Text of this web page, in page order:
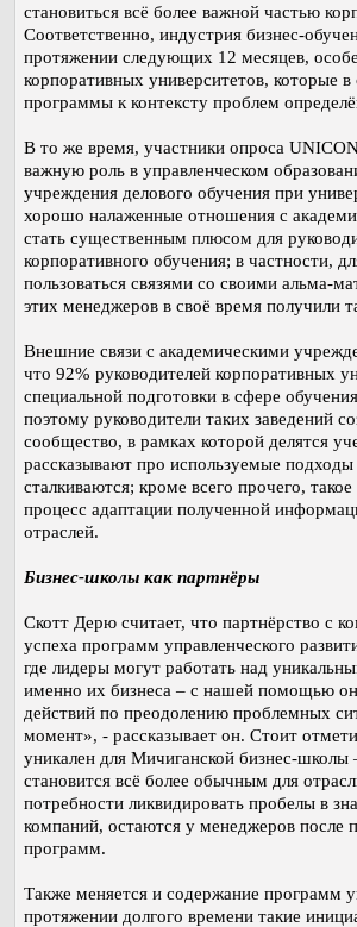
становиться всё более важной частью
Соответственно, индустрия бизнес-
протяжении следующих 12 месяцев,
корпоративных университетов, которые
программы к контексту проблем
В то же время, участники опроса
важную роль в управленческом
учреждения делового обучения при
хорошо налаженные отношения с
стать существенным плюсом для
корпоративного обучения; в частности,
пользоваться связями со своими альма-
этих менеджеров в своё время получили
Внешние связи с академическими
что 92% руководителей корпоративных
специальной подготовки в сфере
поэтому руководители таких заведений
сообщество, в рамках которой делятся
рассказывают про используемые
сталкиваются; кроме всего прочего,
процесс адаптации полученной
отраслей.
Бизнес-школы как партнёры
Скотт Дерю считает, что партнёрство с
успеха программ управленческого
где лидеры могут работать над
именно их бизнеса – с нашей помощью
действий по преодолению проблемных
момент», - рассказывает он. Стоит
уникален для Мичиганской бизнес-школы
становится всё более обычным для
потребности ликвидировать пробелы в
компаний, остаются у менеджеров
программ.
Также меняется и содержание программ
протяжении долгого времени такие